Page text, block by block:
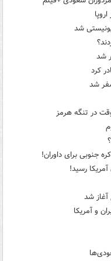
شد
شد
کرد
شد
در تنگه هرمز
جنوبی برای داوران!
رسید!
آغاز شد
و آمریکا